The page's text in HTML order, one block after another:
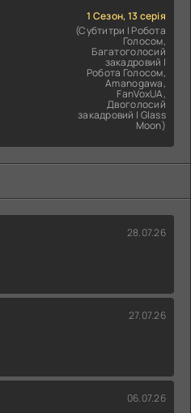
1 Сезон, 13 серія
(Субтитри | Робота
Голосом,
Багатоголосий
закадровий |
Робота Голосом,
Amanogawa,
FanVoxUA,
Двоголосий
закадровий | Glass
Moon)
28.07.26
27.07.26
06.07.26